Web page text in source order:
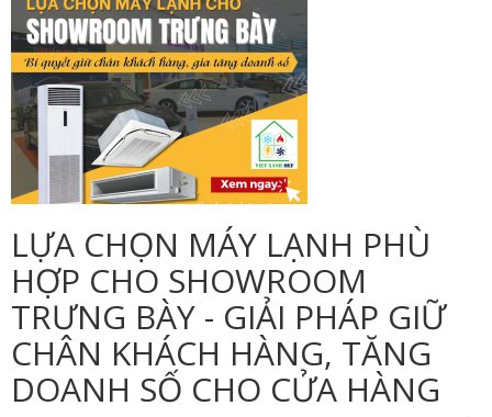
LỰA CHỌN MÁY LẠNH PHÙ
HỢP CHO SHOWROOM
TRƯNG BÀY - GIẢI PHÁP GIỮ
CHÂN KHÁCH HÀNG, TĂNG
DOANH SỐ CHO CỬA HÀNG